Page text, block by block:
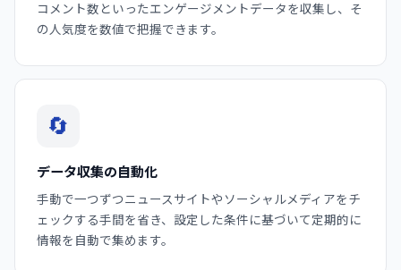
コメント数といったエンゲージメントデータを収集し、そ
の人気度を数値で把握できます。
🔄
データ収集の自動化
手動で一つずつニュースサイトやソーシャルメディアをチ
ェックする手間を省き、設定した条件に基づいて定期的に
情報を自動で集めます。